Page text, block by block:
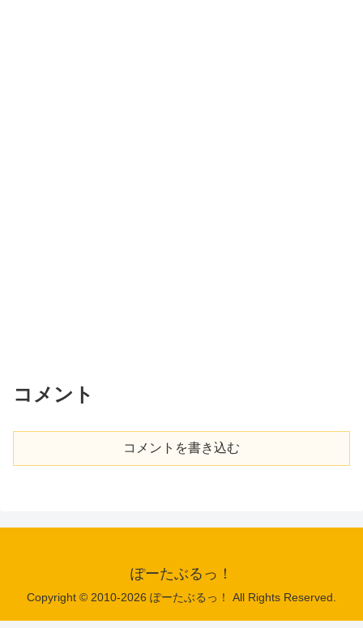
コメント
コメントを書き込む
ぽーたぶるっ！
Copyright © 2010-2026 ぽーたぶるっ！ All Rights Reserved.